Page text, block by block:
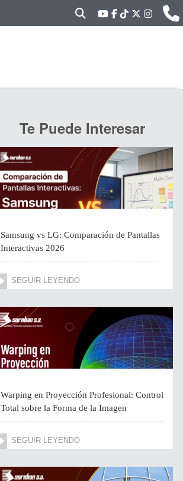
Te Puede Interesar
Samsung vs LG: Comparación de Pantallas
Interactivas 2026
SEGUIR LEYENDO
Warping en Proyección Profesional: Control
Total sobre la Forma de la Imagen
SEGUIR LEYENDO